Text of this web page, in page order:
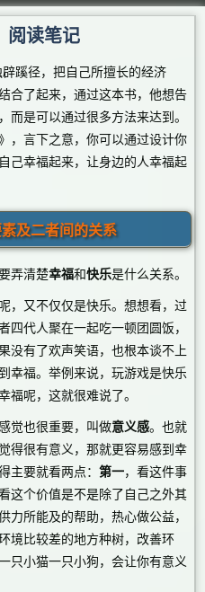
阅读笔记
辟蹊径，把自己所擅长的经济
合了起来，通过这本书，他想告
而是可以通过很多方法来达到。
，言下之意，你可以通过设计你
己幸福起来，让身边的人幸福起
及二者间的关系
弄清楚幸福和快乐是什么关系。
又不仅仅是快乐。想想看，过
四代人聚在一起吃一顿团圆饭，
没有了欢声笑语，也根本谈不上
幸福。举例来说，玩游戏是快乐
福呢，这就很难说了。
也很重要，叫做意义感。也就
得很有意义，那就更容易感到幸
主要就看两点： 第一，看这件事
这个价值是不是除了自己之外其
力所能及的帮助，热心做公益，
境比较差的地方种树，改善环
只小猫一只小狗，会让你有意义